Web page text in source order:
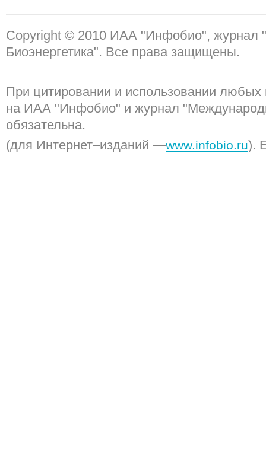
Copyright © 2010 ИАА "Инфобио", журнал
Биоэнергетика". Все права защищены.
При цитировании и использовании любых
на ИАА "Инфобио" и журнал
обязательна.
(для Интернет–изданий —www.infobio.ru).